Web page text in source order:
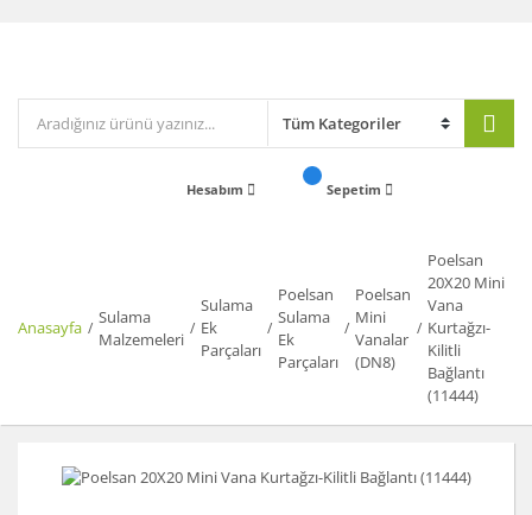
Hesabım Sepetim
Anasayfa
Sulama
Malzemeleri
Sulama
Ek
Parçaları
Poelsan
Sulama
Ek
Parçaları
Poelsan
Mini
Vanalar
(DN8)
Poelsan
20X20 Mini
Vana
Kurtağzı-
Kilitli
Bağlantı
(11444)